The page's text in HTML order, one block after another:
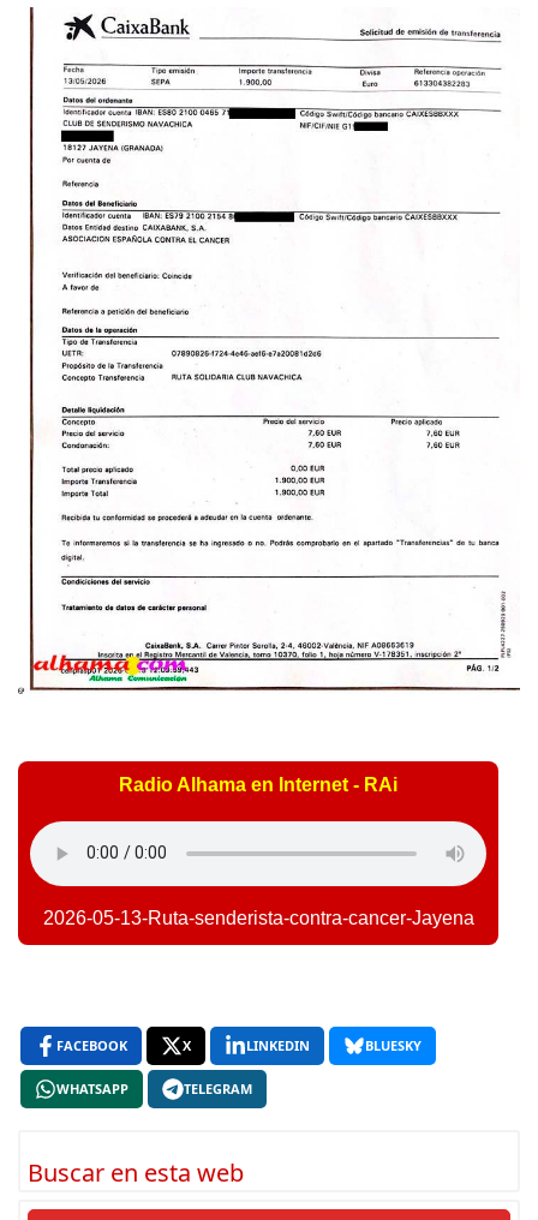
Radio Alhama en Internet - RAi
2026-05-13-Ruta-senderista-contra-cancer-Jayena
FACEBOOK X LINKEDIN BLUESKY
WHATSAPP TELEGRAM
Buscar en esta web